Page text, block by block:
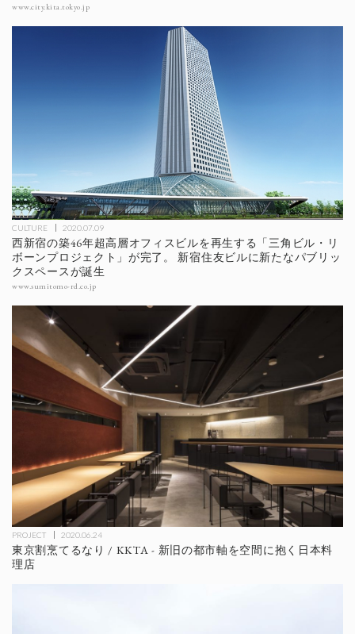
www.city.kita.tokyo.jp
CULTURE 2020.07.09
西新宿の築46年超高層オフィスビルを再生する「三角ビル・リ
ボーンプロジェクト」が完了。 新宿住友ビルに新たなパブリッ
クスペースが誕生
www.sumitomo-rd.co.jp
PROJECT 2020.06.24
東京割烹てるなり / KKTA - 新旧の都市軸を空間に抱く日本料
理店